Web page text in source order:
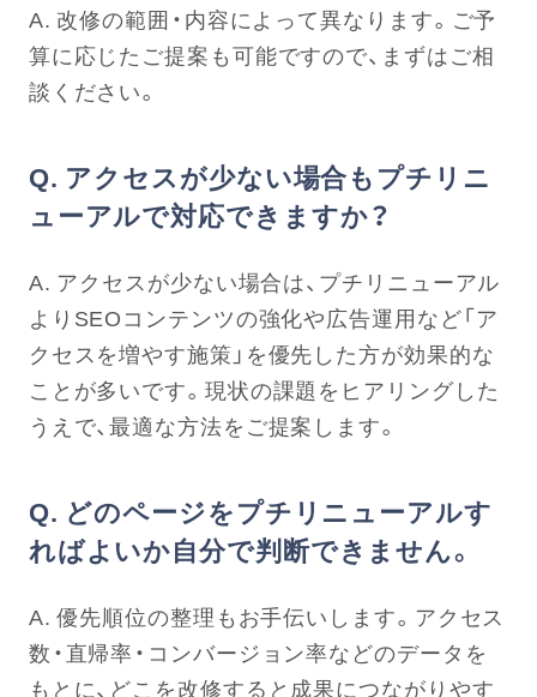
A. 改修の範囲・内容によって異なります。ご予
算に応じたご提案も可能ですので、まずはご相
談ください。
Q. アクセスが少ない場合もプチリニ
ューアルで対応できますか？
A. アクセスが少ない場合は、プチリニューアル
よりSEOコンテンツの強化や広告運用など「ア
クセスを増やす施策」を優先した方が効果的な
ことが多いです。現状の課題をヒアリングした
うえで、最適な方法をご提案します。
Q. どのページをプチリニューアルす
ればよいか自分で判断できません。
A. 優先順位の整理もお手伝いします。アクセス
数・直帰率・コンバージョン率などのデータを
もとに、どこを改修すると成果につながりやす